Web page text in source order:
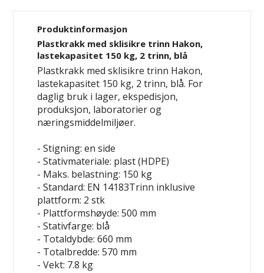
Produktinformasjon
Plastkrakk med sklisikre trinn Hakon,
lastekapasitet 150 kg, 2 trinn, blå
Plastkrakk med sklisikre trinn Hakon,
lastekapasitet 150 kg, 2 trinn, blå. For
daglig bruk i lager, ekspedisjon,
produksjon, laboratorier og
næringsmiddelmiljøer.
- Stigning: en side
- Stativmateriale: plast (HDPE)
- Maks. belastning: 150 kg
- Standard: EN 14183Trinn inklusive
plattform: 2 stk
- Plattformshøyde: 500 mm
- Stativfarge: blå
- Totaldybde: 660 mm
- Totalbredde: 570 mm
- Vekt: 7.8 kg